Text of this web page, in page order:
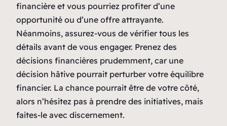
financière et vous pourriez profiter d’une
opportunité ou d’une offre attrayante.
Néanmoins, assurez-vous de vérifier tous les
détails avant de vous engager. Prenez des
décisions financières prudemment, car une
décision hâtive pourrait perturber votre équilibre
financier. La chance pourrait être de votre côté,
alors n’hésitez pas à prendre des initiatives, mais
faites-le avec discernement.